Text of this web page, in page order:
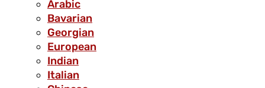
Arabic
Bavarian
Georgian
European
Indian
Italian